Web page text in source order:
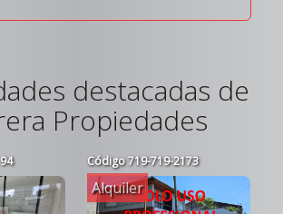
destacadas de
Propiedades
Código719-719-2173
Alquiler